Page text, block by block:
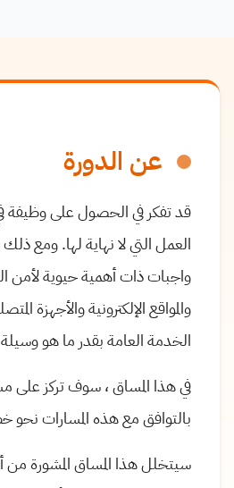
عن الدورة
قد تفكر في الحصول على وظيفة في
العمل التي لا نهاية لها. ومع
واجبات ذات أهمية حيوية لأمن
والمواقع الإلكترونية والأجهزة
الخدمة العامة بقدر ما هو
في هذا المساق ، سوف تركز على
بالتوافق مع هذه المسارات نحو
سيتخلل هذا المساق المشورة من